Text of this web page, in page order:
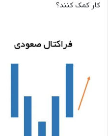
کار کمک کنند؟